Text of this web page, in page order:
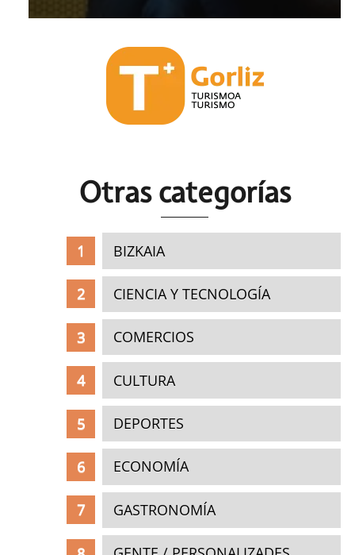
Otras categorías
BIZKAIA
CIENCIA Y TECNOLOGÍA
COMERCIOS
CULTURA
DEPORTES
ECONOMÍA
GASTRONOMÍA